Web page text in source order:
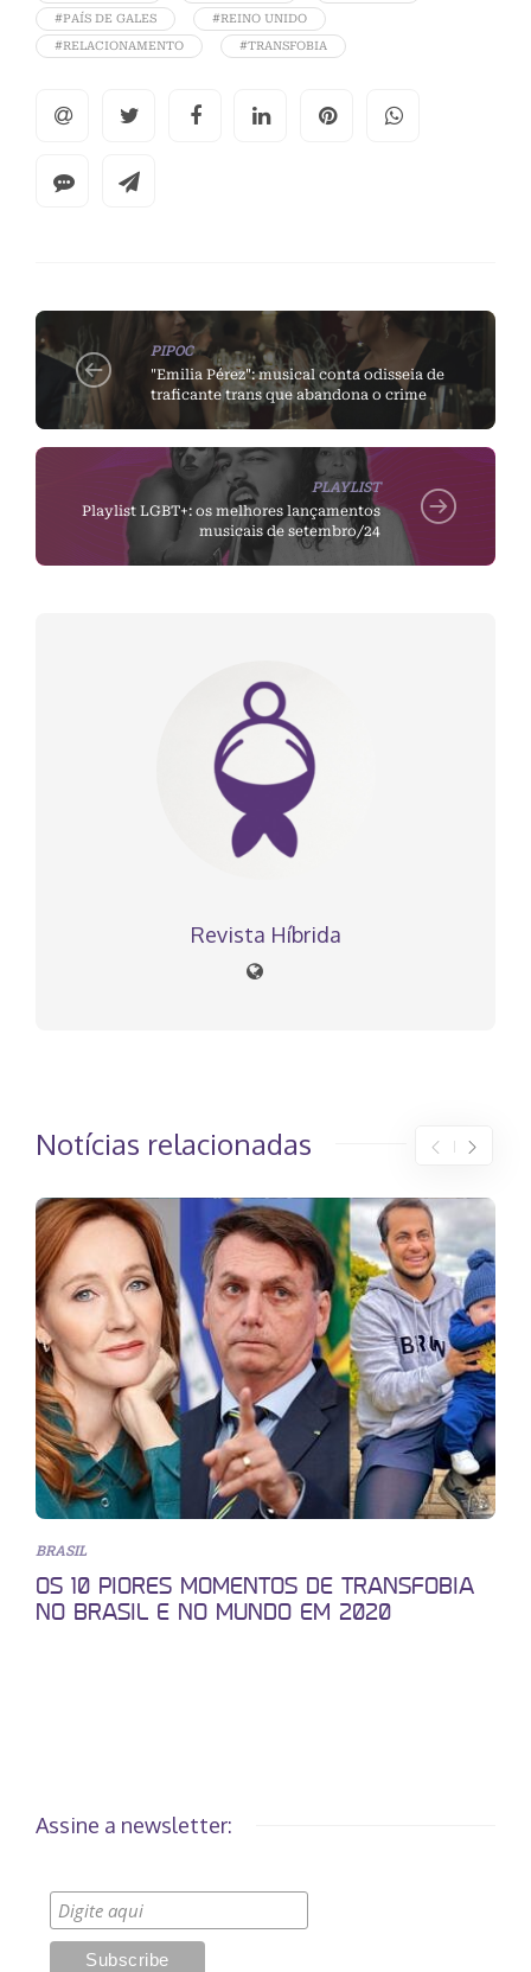
#PAÍS DE GALES #REINO UNIDO
#RELACIONAMENTO #TRANSFOBIA
PIPOC
"Emilia Pérez": musical conta odisseia de
traficante trans que abandona o crime
PLAYLIST
Playlist LGBT+: os melhores lançamentos
musicais de setembro/24
Revista Híbrida
Notícias relacionadas
BRASIL
OS 10 PIORES MOMENTOS DE TRANSFOBIA
NO BRASIL E NO MUNDO EM 2020
Assine a newsletter: